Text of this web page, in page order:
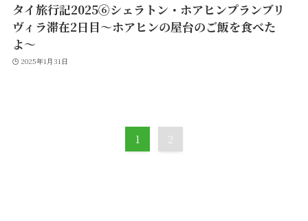
タイ旅行記2025⑥シェラトン・ホアヒンプランブリ
ヴィラ滞在2日目〜ホアヒンの屋台のご飯を食べた
よ〜
2025年1月31日
1 2